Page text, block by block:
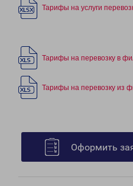
Тарифы на услуги
Тарифы на перевозку в
Тарифы на перевозку из
Оформить